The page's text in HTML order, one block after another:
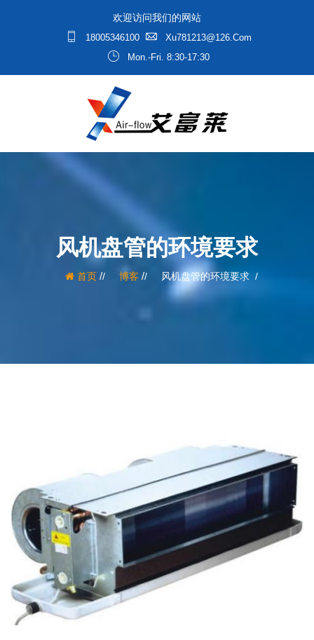
欢迎访问我们的网站
18005346100
Xu781213@126.com
Mon.-Fri. 8:30-17:30
风机盘管的环境要求
首页/ 博客 / 风机盘管的环境要求